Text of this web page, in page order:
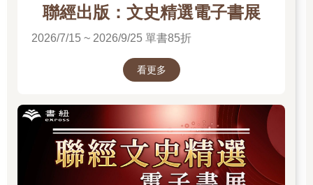
聯經出版：文史精選電子書展
2026/7/15 ~ 2026/9/25 單書85折
看更多